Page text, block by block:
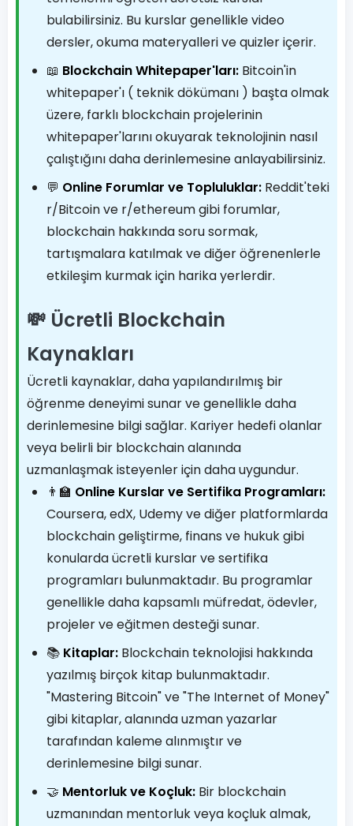
bulabilirsiniz. Bu kurslar genellikle video
dersler, okuma materyalleri ve quizler içerir.
📖 Blockchain Whitepaper'ları: Bitcoin'in
whitepaper'ı ( teknik dökümanı ) başta olmak
üzere, farklı blockchain projelerinin
whitepaper'larını okuyarak teknolojinin nasıl
çalıştığını daha derinlemesine anlayabilirsiniz.
💬 Online Forumlar ve Topluluklar: Reddit'teki
r/Bitcoin ve r/ethereum gibi forumlar,
blockchain hakkında soru sormak,
tartışmalara katılmak ve diğer öğrenenlerle
etkileşim kurmak için harika yerlerdir.
💸 Ücretli Blockchain
Kaynakları
Ücretli kaynaklar, daha yapılandırılmış bir
öğrenme deneyimi sunar ve genellikle daha
derinlemesine bilgi sağlar. Kariyer hedefi olanlar
veya belirli bir blockchain alanında
uzmanlaşmak isteyenler için daha uygundur.
👨‍🏫 Online Kurslar ve Sertifika Programları:
Coursera, edX, Udemy ve diğer platformlarda
blockchain geliştirme, finans ve hukuk gibi
konularda ücretli kurslar ve sertifika
programları bulunmaktadır. Bu programlar
genellikle daha kapsamlı müfredat, ödevler,
projeler ve eğitmen desteği sunar.
📚 Kitaplar: Blockchain teknolojisi hakkında
yazılmış birçok kitap bulunmaktadır.
"Mastering Bitcoin" ve "The Internet of Money"
gibi kitaplar, alanında uzman yazarlar
tarafından kaleme alınmıştır ve
derinlemesine bilgi sunar.
🤝 Mentorluk ve Koçluk: Bir blockchain
uzmanından mentorluk veya koçluk almak,